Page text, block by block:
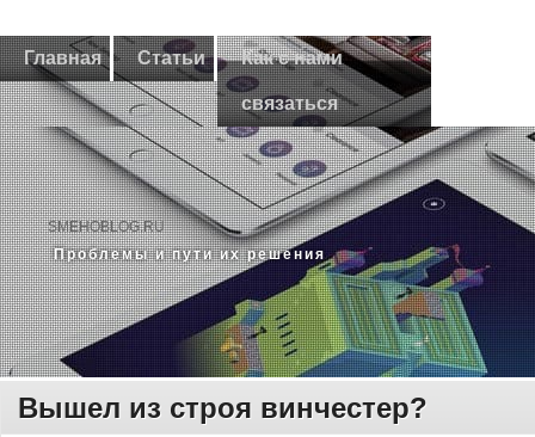
Главная Статьи Как с нами
связаться
SMEHOBLOG.RU
Прοблемы и пути их решения
Вышел из строя винчестер?